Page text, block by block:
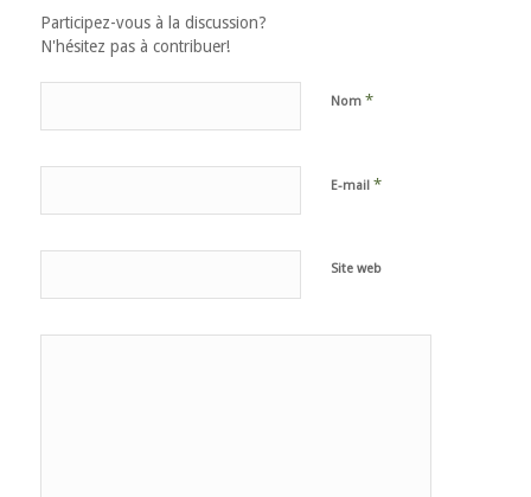
Participez-vous à la discussion?
N'hésitez pas à contribuer!
Nom *
E-mail *
Site web